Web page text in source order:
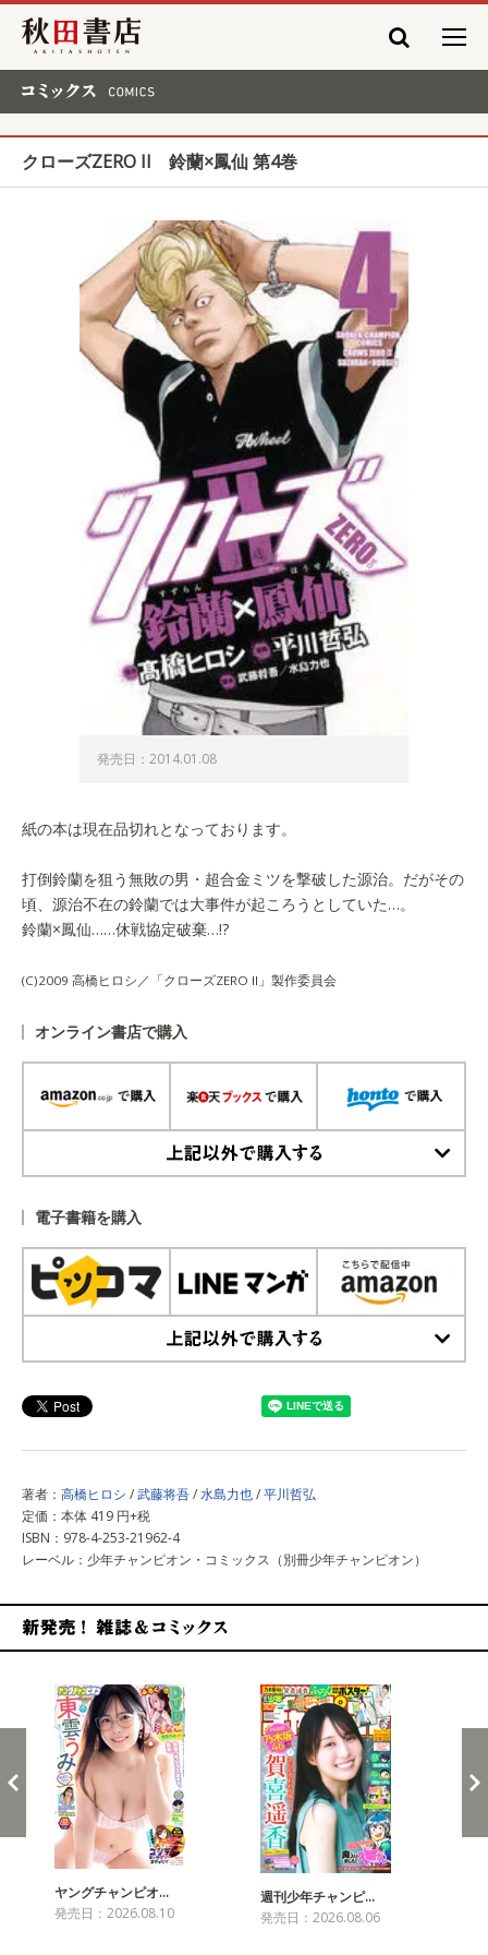
秋田書店
クローズZERO II 鈴蘭×鳳仙 第4巻
発売日：2014.01.08
紙の本は現在品切れとなっております。
打倒鈴蘭を狙う無敗の男・超合金ミツを撃破した源治。だがその
頃、源治不在の鈴蘭では大事件が起ころうとしていた…。
鈴蘭×鳳仙……休戦協定破棄…!?
(C)2009 高橋ヒロシ／「クローズZERO II」製作委員会
オンライン書店で購入
電子書籍を購入
著者： 高橋ヒロシ /武藤将吾/水島力也/平川哲弘
定価：本体 419 円+税
ISBN：978-4-253-21962-4
レーベル：少年チャンピオン・コミックス（別冊少年チャンピオン）
ヤングチャンピオ…
発売日：2026.08.10
週刊少年チャンピ…
発売日：2026.08.06